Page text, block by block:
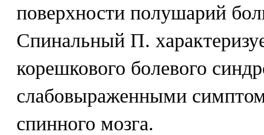
поверхности полушарий
Спинальный П.
корешкового болевого
слабовыраженными
спинного мозга.